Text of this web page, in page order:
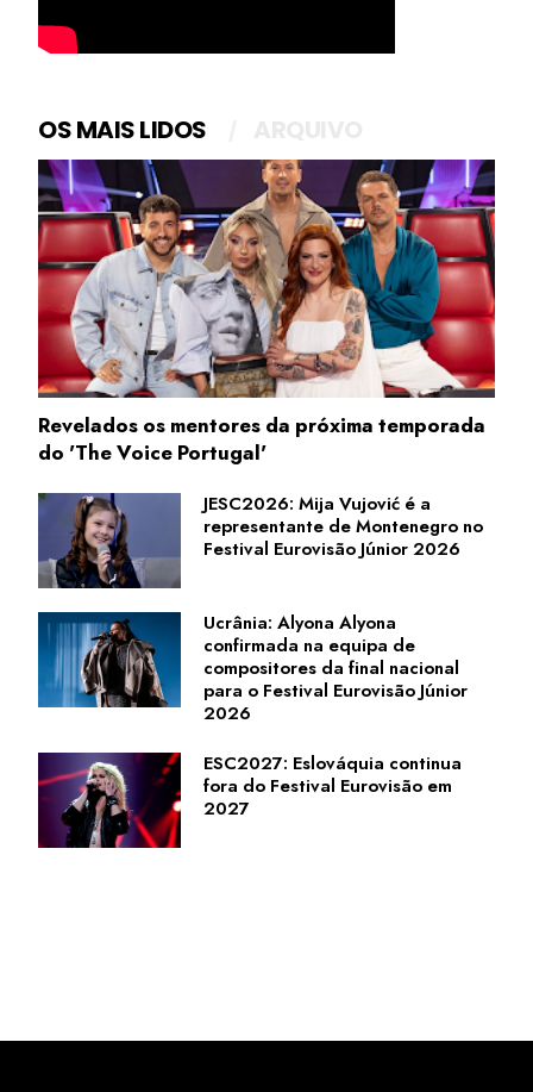
OS MAIS LIDOS
Revelados os mentores da próxima temporada
do 'The Voice Portugal'
JESC2026: Mija Vujović é a
representante de Montenegro no
Festival Eurovisão Júnior 2026
Ucrânia: Alyona Alyona
confirmada na equipa de
compositores da final nacional
para o Festival Eurovisão Júnior
2026
ESC2027: Eslováquia continua
fora do Festival Eurovisão em
2027